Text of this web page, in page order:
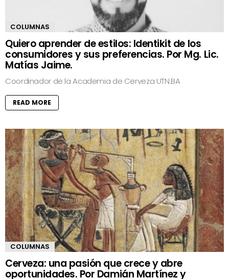
COLUMNAS
Quiero aprender de estilos: Identikit de los
consumidores y sus preferencias. Por Mg. Lic.
Matías Jaime.
Coordinador de la Academia de Cerveza UTN.BA
READ MORE
COLUMNAS
Cerveza: una pasión que crece y abre
oportunidades. Por Damián Martínez y